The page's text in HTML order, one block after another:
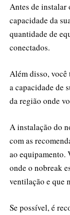
Antes de instalar
capacidade da
quantidade de
conectados.
Além disso, você
a capacidade de
da região onde
A instalação do
com as
ao equipamento.
onde o nobreak
ventilação e que
Se possível, é